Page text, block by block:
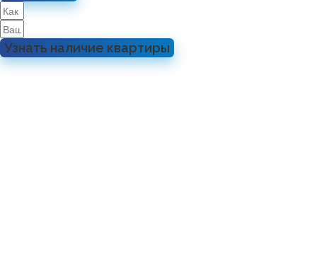
Узнать наличие квартиры